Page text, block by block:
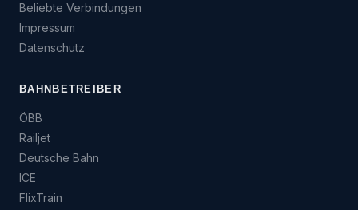
Beliebte Verbindungen
Impressum
Datenschutz
BAHNBETREIBER
ÖBB
Railjet
Deutsche Bahn
ICE
FlixTrain